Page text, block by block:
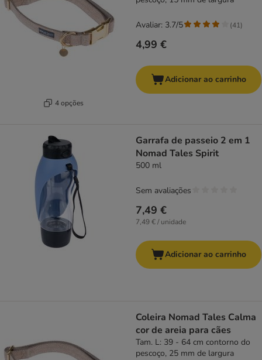
4 opções
4,99 €
Avaliar: 3.7/5 (41)
Adicionar ao carrinho
Garrafa de passeio 2 em 1
Nomad Tales Spirit
500 ml
7,49 €
7,49 € / unidade
Sem avaliações
Adicionar ao carrinho
Coleira Nomad Tales Calma
cor de areia para cães
Tam. L: 39 - 64 cm contorno do
pescoço, 25 mm de largura